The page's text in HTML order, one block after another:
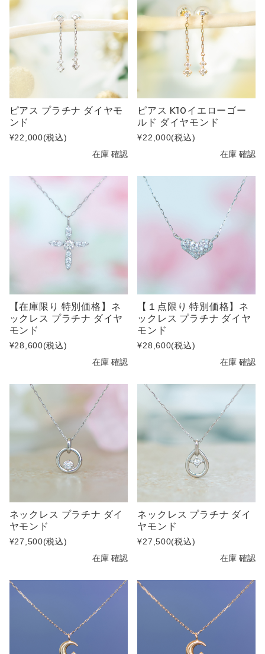
ピアス プラチナ ダイヤモ
ンド
¥22,000(税込)
在庫 確認
ピアス K10イエローゴー
ルド ダイヤモンド
¥22,000(税込)
在庫 確認
【在庫限り 特別価格】ネ
ックレス プラチナ ダイヤ
モンド
¥28,600(税込)
在庫 確認
【１点限り 特別価格】ネ
ックレス プラチナ ダイヤ
モンド
¥28,600(税込)
在庫 確認
ネックレス プラチナ ダイ
ヤモンド
¥27,500(税込)
在庫 確認
ネックレス プラチナ ダイ
ヤモンド
¥27,500(税込)
在庫 確認